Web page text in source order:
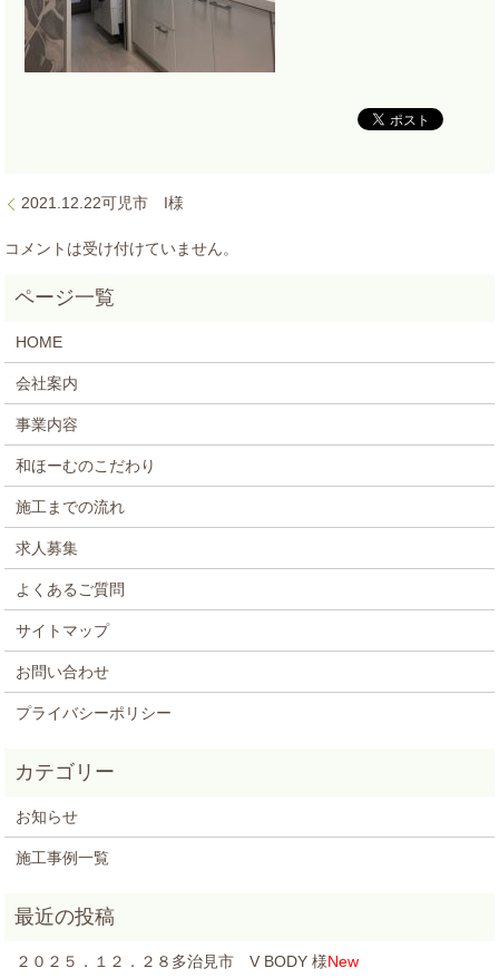
2021.12.22可児市 I様
コメントは受け付けていません。
HOME
会社案内
事業内容
和ほーむのこだわり
施工までの流れ
求人募集
よくあるご質問
サイトマップ
お問い合わせ
プライバシーポリシー
お知らせ
施工事例一覧
２０２５．１２．２８多治見市 V BODY 様New